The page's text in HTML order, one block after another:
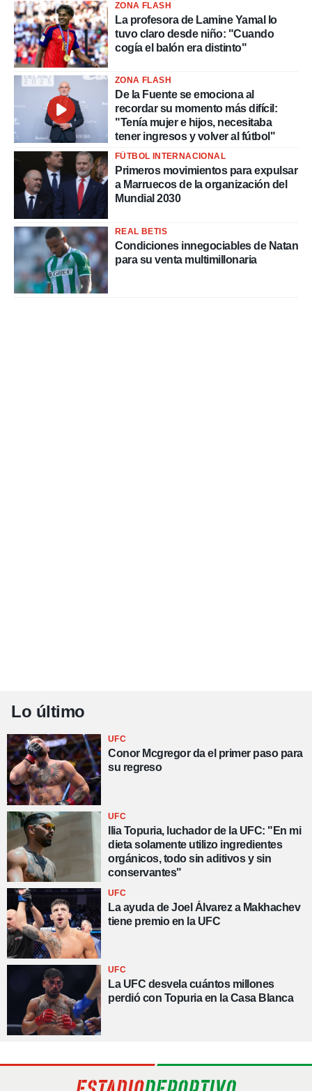
ZONA FLASH
La profesora de Lamine Yamal lo
tuvo claro desde niño: "Cuando
cogía el balón era distinto"
ZONA FLASH
De la Fuente se emociona al
recordar su momento más difícil:
"Tenía mujer e hijos, necesitaba
tener ingresos y volver al fútbol"
FÚTBOL INTERNACIONAL
Primeros movimientos para expulsar
a Marruecos de la organización del
Mundial 2030
REAL BETIS
Condiciones innegociables de Natan
para su venta multimillonaria
Lo último
UFC
Conor Mcgregor da el primer paso para
su regreso
UFC
Ilia Topuria, luchador de la UFC: "En mi
dieta solamente utilizo ingredientes
orgánicos, todo sin aditivos y sin
conservantes"
UFC
La ayuda de Joel Álvarez a Makhachev
tiene premio en la UFC
UFC
La UFC desvela cuántos millones
perdió con Topuria en la Casa Blanca